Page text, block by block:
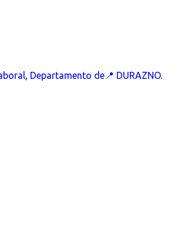
Departamento de📍 DURAZNO.